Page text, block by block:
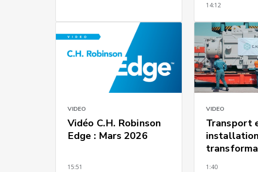
14:12
VIDEO
Vidéo C.H. Robinson
Edge : Mars 2026
15:51
VIDEO
Transport
1:40